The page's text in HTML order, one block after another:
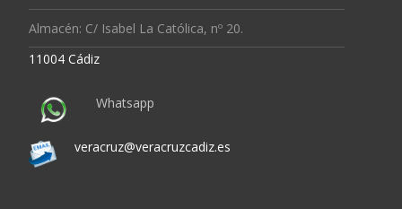
Almacén: C/ Isabel La Católica, nº 20.
11004 Cádiz
Whatsapp
veracruz@veracruzcadiz.es